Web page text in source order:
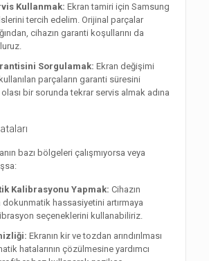
Kullanmak: Ekran tamiri için Samsung
tercih edelim. Orijinal parçalar
cihazın garanti koşullarını da
Sorgulamak: Ekran değişimi
parçaların garanti süresini
bir sorunda tekrar servis almak adına
bazı bölgeleri çalışmıyorsa veya
Kalibrasyonu Yapmak: Cihazın
dokunmatik hassasiyetini artırmaya
seçeneklerini kullanabiliriz.
Ekranın kir ve tozdan arındırılması
hatalarının çözülmesine yardımcı